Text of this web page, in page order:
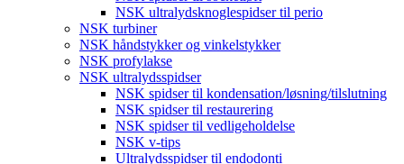
NSK ultralydsknoglespidser til perio
NSK turbiner
NSK håndstykker og vinkelstykker
NSK profylakse
NSK ultralydsspidser
NSK spidser til kondensation/løsning/tilslutning
NSK spidser til restaurering
NSK spidser til vedligeholdelse
NSK v-tips
Ultralydsspidser til endodonti